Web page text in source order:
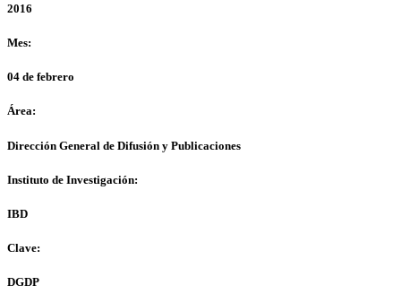
2016
Mes:
04 de febrero
Área:
Dirección General de Difusión y Publicaciones
Instituto de Investigación:
IBD
Clave:
DGDP